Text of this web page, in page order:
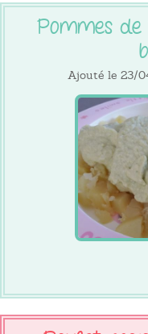
Pommes
Ajouté le 23/